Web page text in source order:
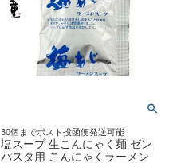
30個までポスト投函便発送可能
塩スープ 生こんにゃく麺 ゼン
パスタ用 こんにゃくラーメン